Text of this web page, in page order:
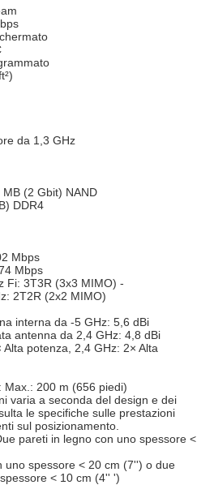
da 1,3 GHz
(2 Gbit) NAND
DDR4
Mbps
Mbps
Fi: 3T3R (3x3 MIMO) -
2T2R (2x2 MIMO)
interna da -5 GHz: 5,6 dBi
antenna da 2,4 GHz: 4,8 dBi
potenza, 2,4 GHz: 2× Alta
Max.: 200 m (656 piedi)
varia a seconda del design e dei
le specifiche sulle prestazioni
sul posizionamento.
pareti in legno con uno spessore <
uno spessore < 20 cm (7'') o due
< 10 cm (4'' ')